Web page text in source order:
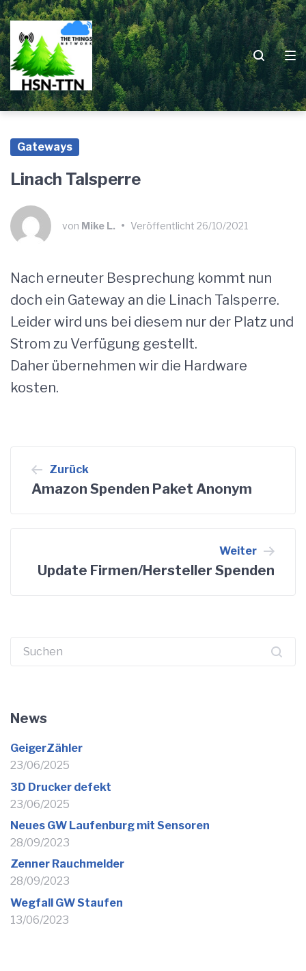
Zur
Hauptnavigation
springen
Zum
Inhalt
springen
Zum
Footer
springen
Gateways
Linach Talsperre
von Mike L. • Veröffentlicht 26/10/2021
Nach erneuter Besprechung kommt nun
doch ein Gateway an die Linach Talsperre.
Leider wird uns bei diesem nur der Platz und
Strom zu Verfügung gestellt.
Daher übernehmen wir die Hardware
kosten.
Zurück
Amazon Spenden Paket Anonym
Weiter
Update Firmen/Hersteller Spenden
Suchen
News
GeigerZähler
23/06/2025
3D Drucker defekt
23/06/2025
Neues GW Laufenburg mit Sensoren
28/09/2023
Zenner Rauchmelder
28/09/2023
Wegfall GW Staufen
13/06/2023